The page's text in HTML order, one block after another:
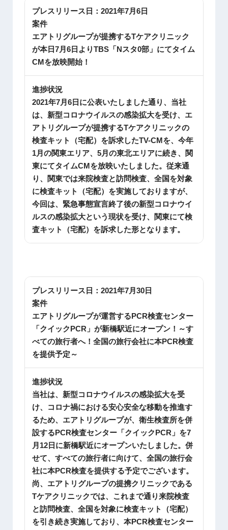
プレスリリース日： 2021年7月6日
案件
エアトリグループが提携するTケアクリニック
が本日7月6日よりTBS「Nスタ0部」にてタイム
CMを放映開始！
進捗状況
2021年7月6日に公表いたしました通り、当社
は、新型コロナウイルスの感染拡大を受け、エ
アトリグループが提携するTケアクリニックの
検査キット（宅配）を訴求したTV-CMを、今年
1月の関東エリア、5月の東北エリアに続き、関
東にてタイムCMを放映いたしました。従来通
り、関東では来院検査と訪問検査、全国を対象
に検査キット（宅配）を実施しておりますが、
今回は、緊急事態宣言終了後の新型コロナウイ
ルスの感染拡大という現状を受け、関東にて検
査キット（宅配）を訴求した形となります。
プレスリリース日： 2021年7月30日
案件
エアトリグループが運営するPCR検査センター
「クイックPCR」が新橋駅近にオープン！～す
べての旅行者へ！全国の旅行会社に本PCR検査
を提供予定～
進捗状況
当社は、新型コロナウイルスの感染拡大を受
け、コロナ禍における安心安全な移動を推進す
るため、エアトリグループが、衛生検査所を併
設するPCR検査センター「クイックPCR」を7
月12日に新橋駅近にオープンいたしました。併
せて、すべての旅行者に向けて、全国の旅行会
社に本PCR検査を提供する予定でございます。
尚、エアトリグループの提携クリニックである
Tケアクリニックでは、これまで通り来院検査
と訪問検査、全国を対象に検査キット（宅配）
を引き続き実施しており、本PCR検査センター